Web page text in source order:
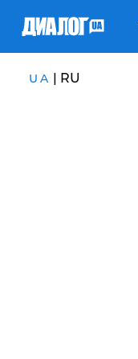
UA | RU